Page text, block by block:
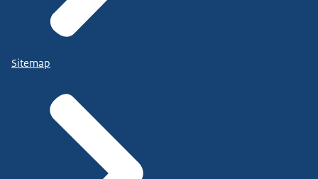
Sitemap